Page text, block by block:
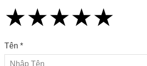
★
★★
★★★
★★★★
★★★★★
Tên *